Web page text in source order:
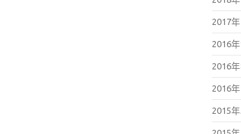
2017年
2016年
2016年
2016年
2015年